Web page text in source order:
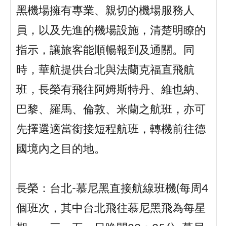
黑機場擁有專業、親切的機場服務人
員，以及先進的機場設施，清楚明瞭的
指示，讓旅客能順暢報到及通關。同
時，華航提供台北與法蘭克福直飛航
班，長榮有飛往阿姆斯特丹、維也納、
巴黎、羅馬、倫敦、米蘭之航班，亦可
先擇選適當銜接短程航班，轉機前往德
國境內之目的地。
長榮：台北-慕尼黑直接航線班機(每周4
個班次，其中台北飛往慕尼黑飛為每星